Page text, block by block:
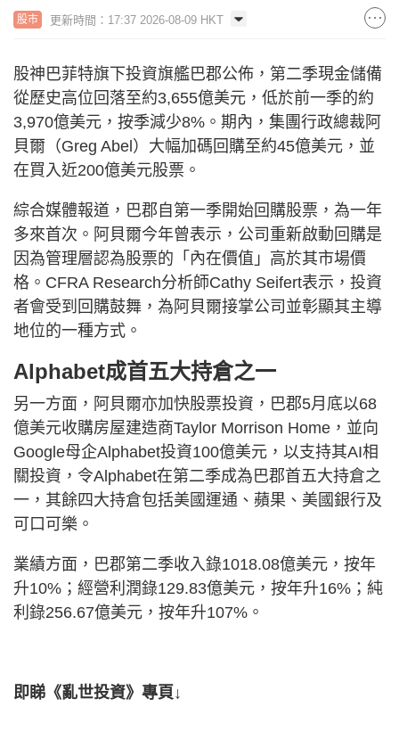
股市 更新時間：17:37 2026-08-09 HKT
股神巴菲特旗下投資旗艦巴郡公佈，第二季現金儲備
從歷史高位回落至約3,655億美元，低於前一季的約
3,970億美元，按季減少8%。期內，集團行政總裁阿
貝爾（Greg Abel）大幅加碼回購至約45億美元，並
在買入近200億美元股票。
綜合媒體報道，巴郡自第一季開始回購股票，為一年
多來首次。阿貝爾今年曾表示，公司重新啟動回購是
因為管理層認為股票的「內在價值」高於其市場價
格。CFRA Research分析師Cathy Seifert表示，投資
者會受到回購鼓舞，為阿貝爾接掌公司並彰顯其主導
地位的一種方式。
Alphabet成首五大持倉之一
另一方面，阿貝爾亦加快股票投資，巴郡5月底以68
億美元收購房屋建造商Taylor Morrison Home，並向
Google母企Alphabet投資100億美元，以支持其AI相
關投資，令Alphabet在第二季成為巴郡首五大持倉之
一，其餘四大持倉包括美國運通、蘋果、美國銀行及
可口可樂。
業績方面，巴郡第二季收入錄1018.08億美元，按年
升10%；經營利潤錄129.83億美元，按年升16%；純
利錄256.67億美元，按年升107%。
即睇《亂世投資》專頁↓